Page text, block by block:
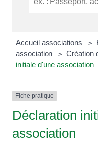
Accueil associations >
association
> Création
initiale d'une association
Fiche pratique
Déclaration
association